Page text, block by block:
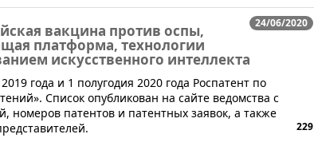
24/06/2020
вакцина против оспы,
платформа, технологии
искусственного интеллекта
года и 1 полугодия 2020 года Роспатент по
Список опубликован на сайте ведомства с
номеров патентов и патентных заявок, а также
229